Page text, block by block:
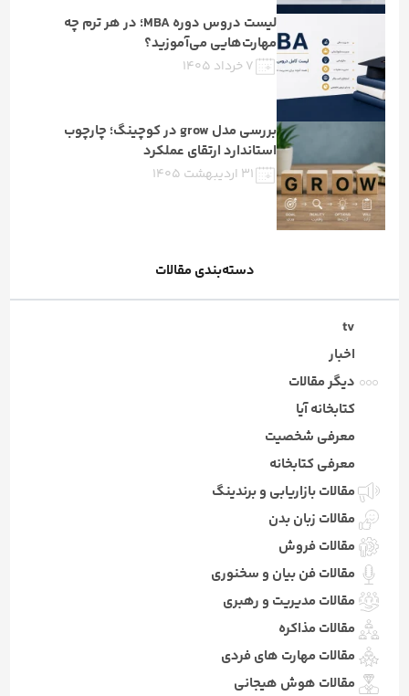
لیست دروس دوره MBA؛ در هر ترم چه
مهارت‌هایی می‌آموزید؟
۷ خرداد ۱۴۰۵
بررسی مدل grow در کوچینگ؛ چارچوب
استاندارد ارتقای عملکرد
۳۱ اردیبهشت ۱۴۰۵
دسته‌بندی مقالات
tv
اخبار
دیگر مقالات
کتابخانه آیا
معرفی شخصیت
معرفی کتابخانه
مقالات بازاریابی و برندینگ
مقالات زبان بدن
مقالات فروش
مقالات فن بیان و سخنوری
مقالات مدیریت و رهبری
مقالات مذاکره
مقالات مهارت های فردی
مقالات هوش هیجانی